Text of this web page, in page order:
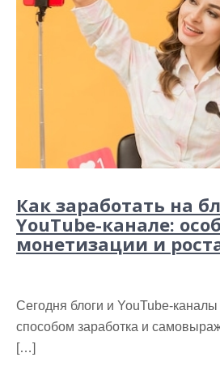
Как заработать на
YouTube-канале:
монетизации и
Сегодня блоги и YouTube-
способом заработка и
[…]